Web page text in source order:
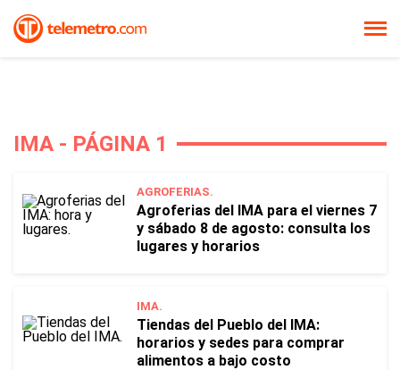
IMA - PÁGINA 1
AGROFERIAS.
Agroferias del IMA para el viernes 7
y sábado 8 de agosto: consulta los
lugares y horarios
IMA.
Tiendas del Pueblo del IMA:
horarios y sedes para comprar
alimentos a bajo costo